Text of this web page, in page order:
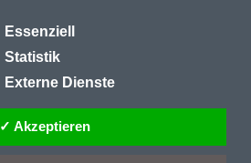
Essenziell
Statistik
Externe Dienste
✓ Akzeptieren